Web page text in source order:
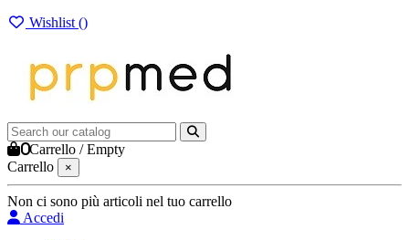
Wishlist ()
0Carrello /Empty
Carrello
×
Non ci sono più articoli nel tuo carrello
Accedi